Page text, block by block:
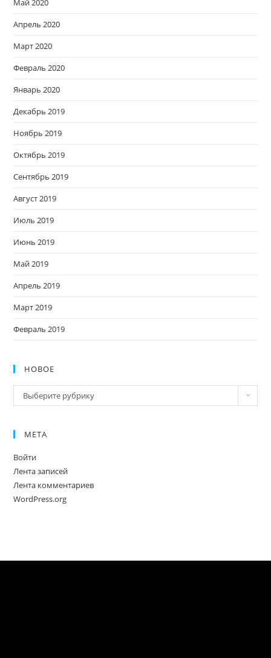
Май 2020
Апрель 2020
Март 2020
Февраль 2020
Январь 2020
Декабрь 2019
Ноябрь 2019
Октябрь 2019
Сентябрь 2019
Август 2019
Июль 2019
Июнь 2019
Май 2019
Апрель 2019
Март 2019
Февраль 2019
НОВОЕ
Новое
Выберите рубрику
МЕТА
Войти
Лента записей
Лента комментариев
WordPress.org